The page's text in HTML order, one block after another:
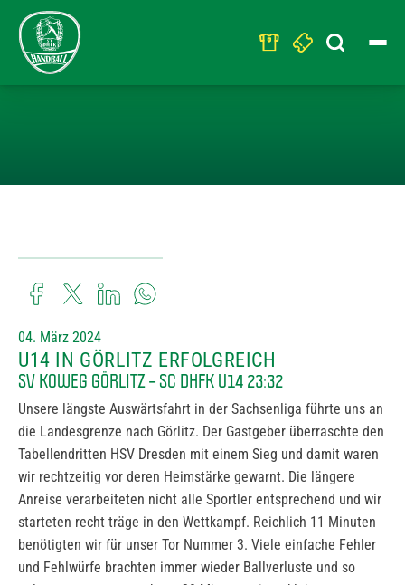
Search
for:
04. März 2024
U14 IN GÖRLITZ ERFOLGREICH
SV KOWEG GÖRLITZ – SC DHFK U14 23:32
Unsere längste Auswärtsfahrt in der Sachsenliga führte uns an
die Landesgrenze nach Görlitz. Der Gastgeber überraschte den
Tabellendritten HSV Dresden mit einem Sieg und damit waren
wir rechtzeitig vor deren Heimstärke gewarnt. Die längere
Anreise verarbeiteten nicht alle Sportler entsprechend und wir
starteten recht träge in den Wettkampf. Reichlich 11 Minuten
benötigten wir für unser Tor Nummer 3. Viele einfache Fehler
und Fehlwürfe brachten immer wieder Ballverluste und so